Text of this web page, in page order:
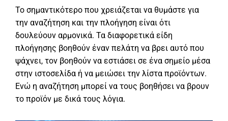
Το σημαντικότερο που χρειάζεται να θυμάστε για
την αναζήτηση και την πλοήγηση είναι ότι
δουλεύουν αρμονικά. Τα διαφορετικά είδη
πλοήγησης βοηθούν έναν πελάτη να βρει αυτό που
ψάχνει, τον βοηθούν να εστιάσει σε ένα σημείο μέσα
στην ιστοσελίδα ή να μειώσει την λίστα προϊόντων.
Ενώ η αναζήτηση μπορεί να τους βοηθήσει να βρουν
το προϊόν με δικά τους λόγια.